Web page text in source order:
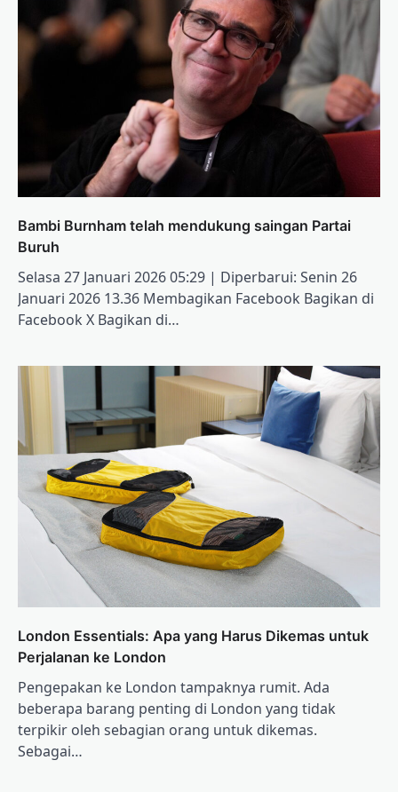
Bambi Burnham telah mendukung saingan Partai
Buruh
Selasa 27 Januari 2026 05:29 | Diperbarui: Senin 26
Januari 2026 13.36 Membagikan Facebook Bagikan di
Facebook X Bagikan di…
London Essentials: Apa yang Harus Dikemas untuk
Perjalanan ke London
Pengepakan ke London tampaknya rumit. Ada
beberapa barang penting di London yang tidak
terpikir oleh sebagian orang untuk dikemas.
Sebagai…